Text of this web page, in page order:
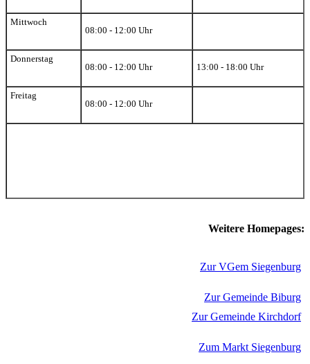
Mittwoch
08:00 - 12:00 Uhr
Donnerstag
08:00 - 12:00 Uhr
13:00 - 18:00 Uhr
Freitag
08:00 - 12:00 Uhr
Weitere Homepages:
Zur VGem Siegenburg
Zur Gemeinde Biburg
Zur Gemeinde Kirchdorf
Zum Markt Siegenburg